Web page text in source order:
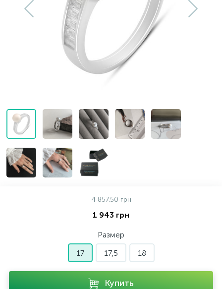
4 857.50 грн
1 943 грн
Размер
17
17,5 18
Купить
Серебряные колье
Серебряные цепочки
Серебряные сувениры
Золотые серьги